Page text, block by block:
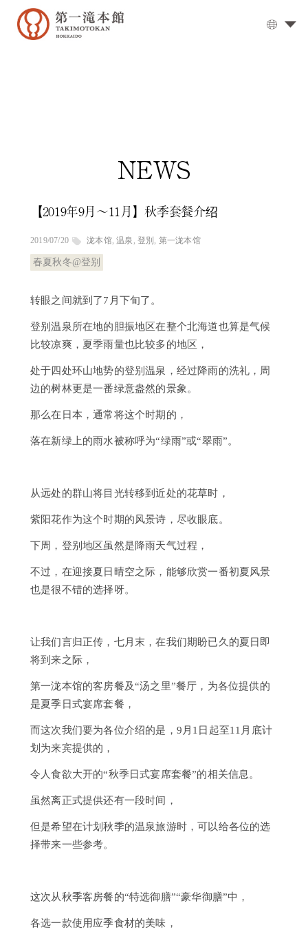
方
式
施
日
归
泉
浴
住
项
历
第
泷
常
见
题
询
本
采
NEWS
【2019年9月～11月】秋季套餐介绍
2019/07/20 泷本馆,温泉 ,登別 , 第一泷本馆
春夏秋冬@登别
转眼之间就到了7月下旬了。
登别温泉所在地的胆振地区在整个北海道也算是气候
比较凉爽，夏季雨量也比较多的地区，
处于四处环山地势的登别温泉，经过降雨的洗礼，周
边的树林更是一番绿意盎然的景象。
那么在日本，通常将这个时期的，
落在新绿上的雨水被称呼为“绿雨”或“翠雨”。
从远处的群山将目光转移到近处的花草时，
紫阳花作为这个时期的风景诗，尽收眼底。
下周，登别地区虽然是降雨天气过程，
不过，在迎接夏日晴空之际，能够欣赏一番初夏风景
也是很不错的选择呀。
让我们言归正传，七月末，在我们期盼已久的夏日即
将到来之际，
第一泷本馆的客房餐及“汤之里”餐厅，为各位提供的
是夏季日式宴席套餐，
而这次我们要为各位介绍的是，9月1日起至11月底计
划为来宾提供的，
令人食欲大开的“秋季日式宴席套餐”的相关信息。
虽然离正式提供还有一段时间，
但是希望在计划秋季的温泉旅游时，可以给各位的选
择带来一些参考。
这次从秋季客房餐的“特选御膳”“豪华御膳”中，
各选一款使用应季食材的美味，